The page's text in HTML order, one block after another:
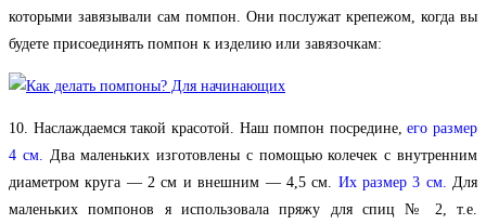
которыми завязывали сам помпон. Они послужат крепежом, когда вы
будете присоединять помпон к изделию или завязочкам:
10. Наслаждаемся такой красотой. Наш помпон посредине,его размер
4 см. Два маленьких изготовлены с помощью колечек с внутренним
диаметром круга — 2 см и внешним — 4,5 см. Их размер 3 см.Для
маленьких помпонов я использовала пряжу для спиц № 2, т.е.